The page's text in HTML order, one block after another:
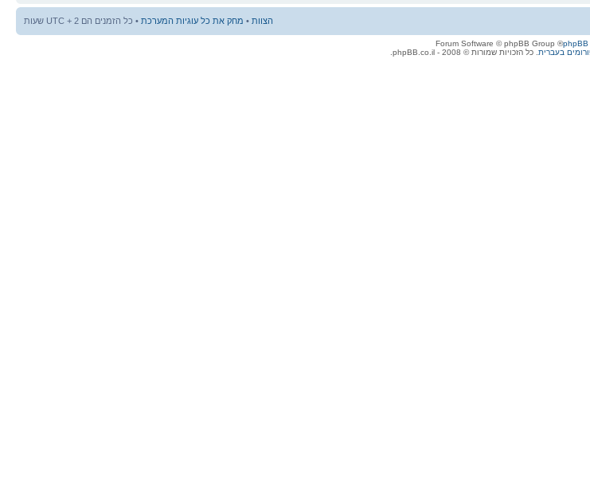
הצוות • מחק את כל עוגיות המערכת • כל הזמנים הם UTC + 2 שעות
phpBB
® Forum Software © phpBB Group
. כל הזכויות שמורות © 2008 - phpBB.co.il.